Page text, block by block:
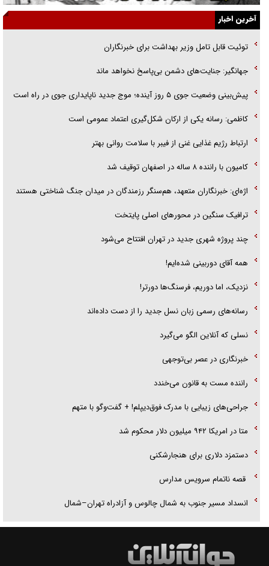
الگوی وحدت‌آفرین در ادراک سیاست خارجی
گفتگوی دکتر اخوان مدیرمسئول روزنامه جوان با برنامه تلویزیونی «نبرد
هرمز»
امام حسین (ع) کشته سیرت‌های عصر جاهلی شد
فریاد‌ها و ناله‌های دوستان مبارزدلم را آتش می‌زد
آخرین اخبار
توئیت قابل تامل وزیر بهداشت برای خبرنگاران
جهانگیر: جنایت‌های دشمن بی‌پاسخ نخواهد ماند
پیش‌بینی وضعیت جوی ۵ روز آینده؛ موج جدید ناپایداری جوی در راه است
کاظمی: رسانه یکی از ارکان شکل‌گیری اعتماد عمومی است
ارتباط رژیم غذایی غنی از فیبر با سلامت روانی بهتر
کامیون با راننده ۸ ساله در اصفهان توقیف شد
اژه‌ای: خبرنگاران متعهد، هم‌سنگر رزمندگان در میدان جنگ شناختی هستند
ترافیک سنگین در محورهای اصلی پایتخت
چند پروژه شهری جدید در تهران افتتاح می‌شود
همه آقای دوربینی شده‌ایم!
نزدیک، اما دوریم، فرسنگ‌ها دورتر!
رسانه‌های رسمی زبان نسل جدید را از دست داده‌اند
نسلی که آنلاین الگو می‌گیرد
‌خبرنگاری در عصر بی‌توجهی
راننده مست به قانون می‌خندد
جراحی‌های زیبایی با مدرک فوق‌دیپلم! + گفت‌وگو با متهم
متا در امریکا ۹۴۲ میلیون دلار محکوم شد
دستمزد دلاری برای هنجارشکنی
قصه ناتمام سرویس مدارس
انسداد مسیر جنوب به شمال چالوس و آزادراه تهران–شمال